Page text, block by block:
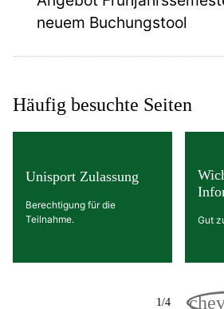
neuem Buchungstool
Häufig besuchte Seiten
Unisport Zulassung
Berechtigung für die
Teilnahme.
Gut
1/4